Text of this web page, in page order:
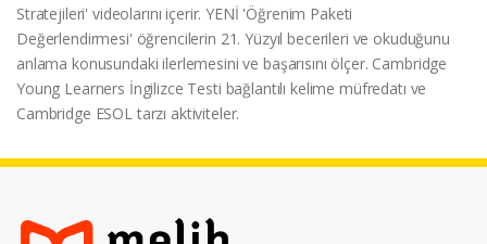
Stratejileri' videolarını içerir. YENİ 'Öğrenim Paketi
Değerlendirmesi' öğrencilerin 21. Yüzyıl becerileri ve okuduğunu
anlama konusundaki ilerlemesini ve başarısını ölçer. Cambridge
Young Learners İngilizce Testi bağlantılı kelime müfredatı ve
Cambridge ESOL tarzı aktiviteler.